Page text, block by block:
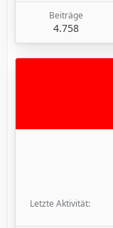
Beiträge
4.758
Letzte Aktivität